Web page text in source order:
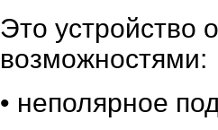
Это устройство
возможностями:
• неполярное